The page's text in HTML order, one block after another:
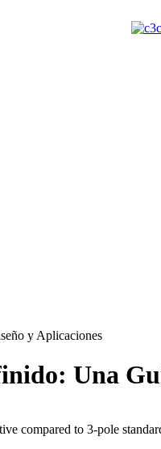
y Aplicaciones
Una
compared to 3-pole